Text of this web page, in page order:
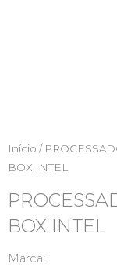
Início /
BOX INTEL
BOX INTEL
Marca: